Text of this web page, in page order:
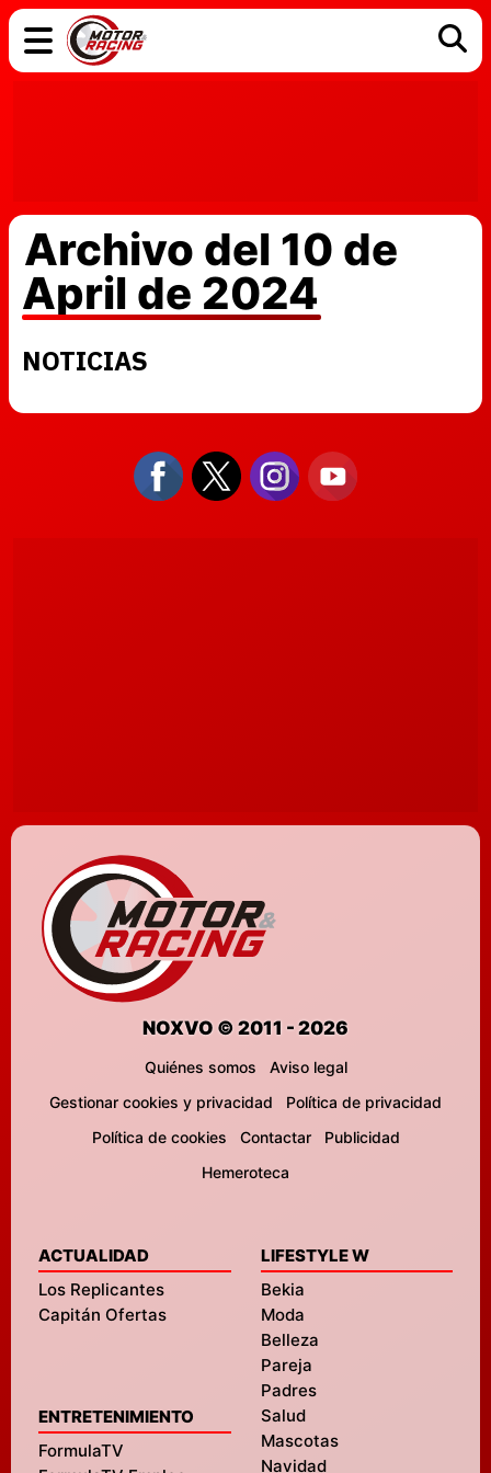
Archivo del 10 de
April de 2024
NOTICIAS
NOXVO © 2011 - 2026
Quiénes somos
Aviso legal
Gestionar cookies y privacidad
Política de privacidad
Política de cookies
Contactar
Publicidad
Hemeroteca
ACTUALIDAD
Los Replicantes
Capitán Ofertas
ENTRETENIMIENTO
FormulaTV
LIFESTYLE W
Bekia
Moda
Belleza
Pareja
Padres
Salud
Mascotas
Navidad